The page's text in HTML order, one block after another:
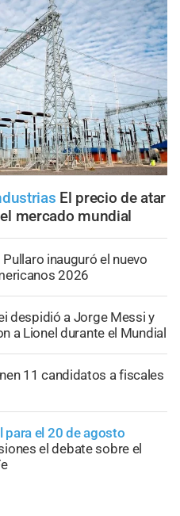
El precio de atar
mercado mundial
inauguró el nuevo
2026
despidió a Jorge Messi y
a Lionel durante el Mundial
11 candidatos a fiscales
para el 20 de agosto
el debate sobre el